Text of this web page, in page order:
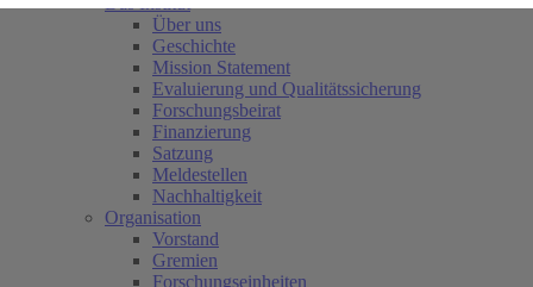
Über uns
Geschichte
Mission Statement
Evaluierung und Qualitätssicherung
Forschungsbeirat
Finanzierung
Satzung
Meldestellen
Nachhaltigkeit
Organisation
Vorstand
Gremien
Forschungseinheiten